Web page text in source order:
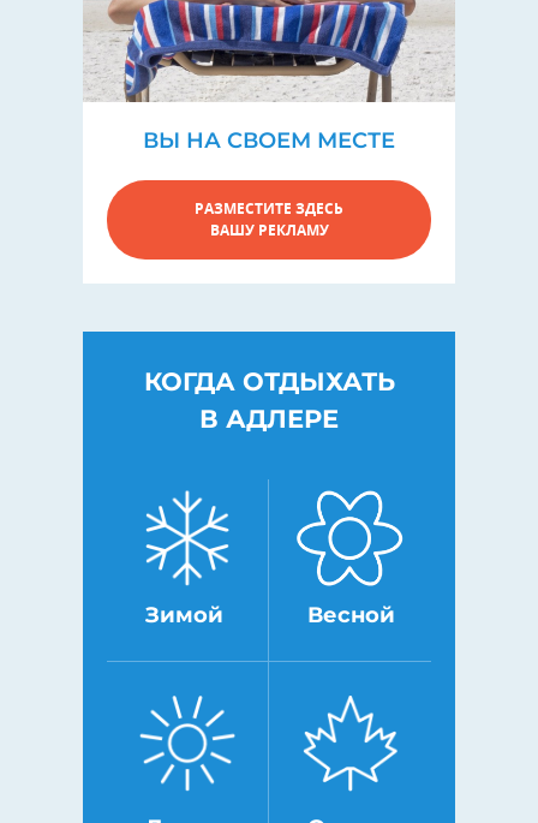
ВЫ НА СВОЕМ МЕСТЕ
РАЗМЕСТИТЕ ЗДЕСЬ
ВАШУ РЕКЛАМУ
КОГДА ОТДЫХАТЬ
В АДЛЕРЕ
Зимой Весной